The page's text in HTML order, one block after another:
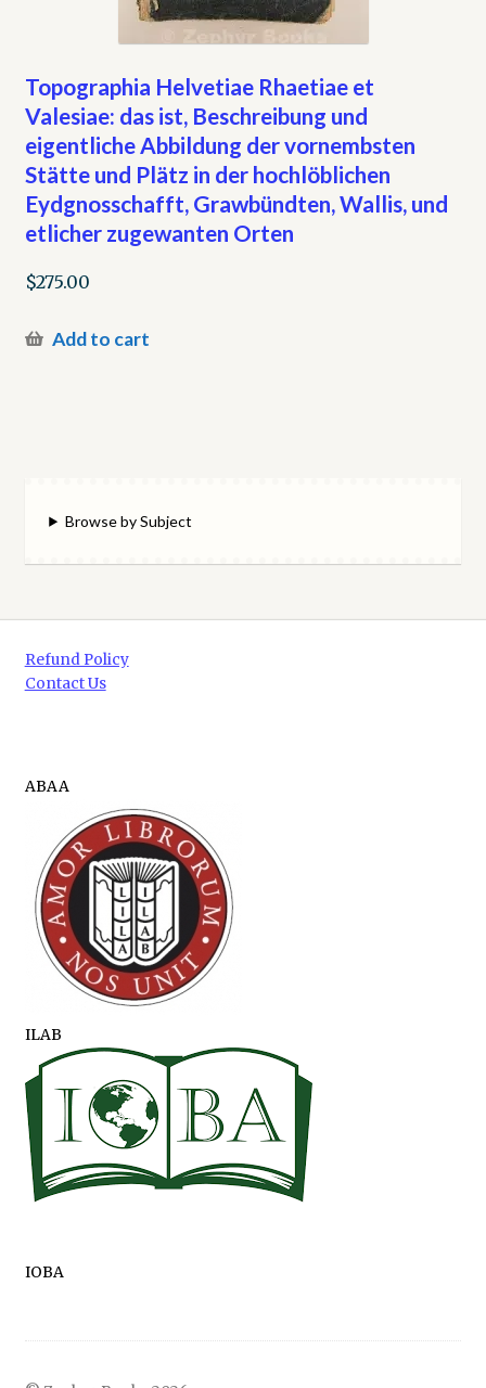
Topographia Helvetiae Rhaetiae et
Valesiae: das ist, Beschreibung und
eigentliche Abbildung der vornembsten
Stätte und Plätz in der hochlöblichen
Eydgnosschafft, Grawbündten, Wallis, und
etlicher zugewanten Orten
$275.00
Add to cart
Browse by Subject
Refund Policy
Contact Us
ABAA
ILAB
IOBA